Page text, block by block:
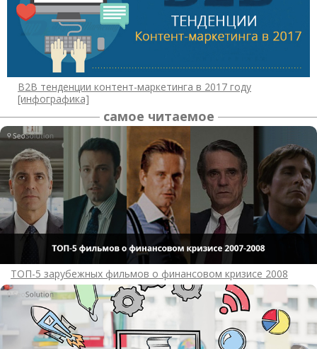
B2B тенденции контент-маркетинга в 2017 году
[инфографика]
самое читаемое
ТОП-5 зарубежных фильмов о финансовом кризисе 2008